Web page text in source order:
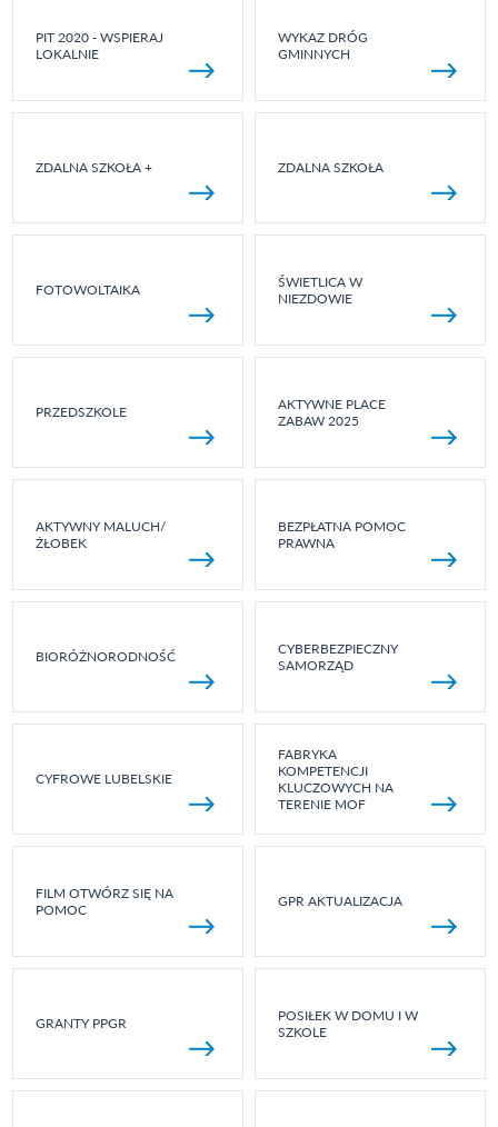
PIT 2020 - WSPIERAJ
LOKALNIE
WYKAZ DRÓG
GMINNYCH
ZDALNA SZKOŁA + ZDALNA SZKOŁA
FOTOWOLTAIKA
ŚWIETLICA W
NIEZDOWIE
PRZEDSZKOLE
AKTYWNE PLACE
ZABAW 2025
AKTYWNY MALUCH/
ŻŁOBEK
BEZPŁATNA POMOC
PRAWNA
BIORÓŻNORODNOŚĆ
CYBERBEZPIECZNY
SAMORZĄD
CYFROWE LUBELSKIE
FABRYKA
KOMPETENCJI
KLUCZOWYCH NA
TERENIE MOF
FILM OTWÓRZ SIĘ NA
POMOC
GPR AKTUALIZACJA
GRANTY PPGR
POSIŁEK W DOMU I W
SZKOLE